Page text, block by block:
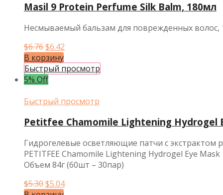
Masil 9 Protein Perfume Silk Balm, 180мл
Несмываемый бальзам для поврежденных волос,
$6.76Первоначальная
цена
составляла
$6.76.
$6.42
$6.42.
В корзину
Быстрый просмотр
5% Off
Быстрый просмотр
Petitfee Chamomile Lightening Hydrogel
Гидрогелевые осветляющие патчи с экстрактом
PETITFEE Chamomile Lightening Hydrogel Eye Mask
Объем 84г (60шт – 30пар)
$5.30Первоначальная
$5.04Текущая